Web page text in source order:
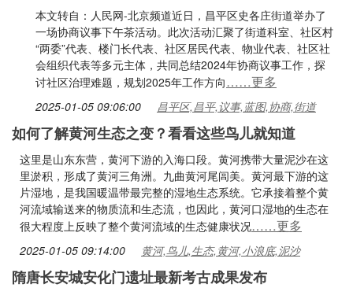
本文转自：人民网-北京频道近日，昌平区史各庄街道举办了
一场协商议事下午茶活动。此次活动汇聚了街道科室、社区村
“两委”代表、楼门长代表、社区居民代表、物业代表、社区社
会组织代表等多元主体，共同总结2024年协商议事工作，探
讨社区治理难题，规划2025年工作方向……更多
2025-01-05 09:06:00 昌平区,昌平,议事,蓝图,协商,街道
如何了解黄河生态之变？看看这些鸟儿就知道
这里是山东东营，黄河下游的入海口段。黄河携带大量泥沙在这
里淤积，形成了黄河三角洲。九曲黄河尾闾美。黄河最下游的这
片湿地，是我国暖温带最完整的湿地生态系统。它承接着整个黄
河流域输送来的物质流和生态流，也因此，黄河口湿地的生态在
很大程度上反映了整个黄河流域的生态健康状况……更多
2025-01-05 09:14:00 黄河,鸟儿,生态,黄河,小浪底,泥沙
隋唐长安城安化门遗址最新考古成果发布